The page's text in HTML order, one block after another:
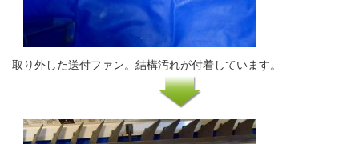
取り外した送付ファン。結構汚れが付着しています。